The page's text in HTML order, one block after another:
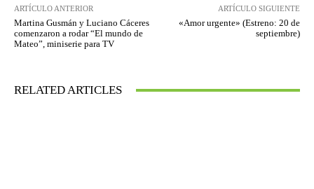
ARTÍCULO ANTERIOR
Martina Gusmán y Luciano Cáceres
comenzaron a rodar “El mundo de
Mateo”, miniserie para TV
ARTÍCULO SIGUIENTE
«Amor urgente» (Estreno: 20 de
septiembre)
RELATED ARTICLES